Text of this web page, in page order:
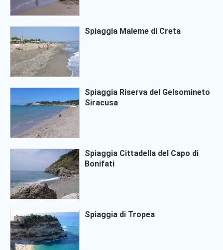
Spiaggia Maleme di Creta
Spiaggia Riserva del Gelsomineto
Siracusa
Spiaggia Cittadella del Capo di
Bonifati
Spiaggia di Tropea